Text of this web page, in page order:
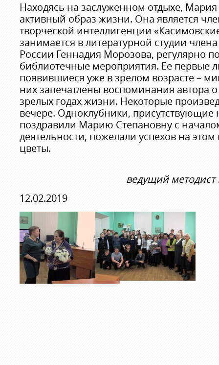
Находясь на заслуженном отдыхе,
активный образ жизни. Она является
творческой интеллигенции
занимается в литературной студии
России Геннадия Морозова, регулярно
библиотечные мероприятия. Ее первые
появившиеся уже в зрелом возрасте –
них запечатлены воспоминания автора
зрелых годах жизни. Некоторые
вечере. Одноклубники, присутствующие
поздравили Марию Степановну с
деятельности, пожелали успехов на
цветы.
ведущий
12.02.2019